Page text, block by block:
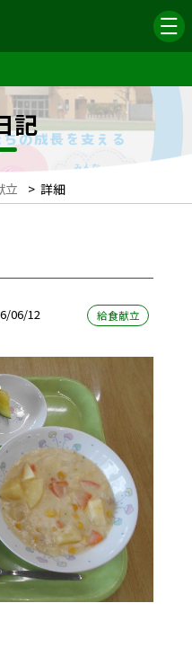
記
立 > 詳細
06/12 給食献立